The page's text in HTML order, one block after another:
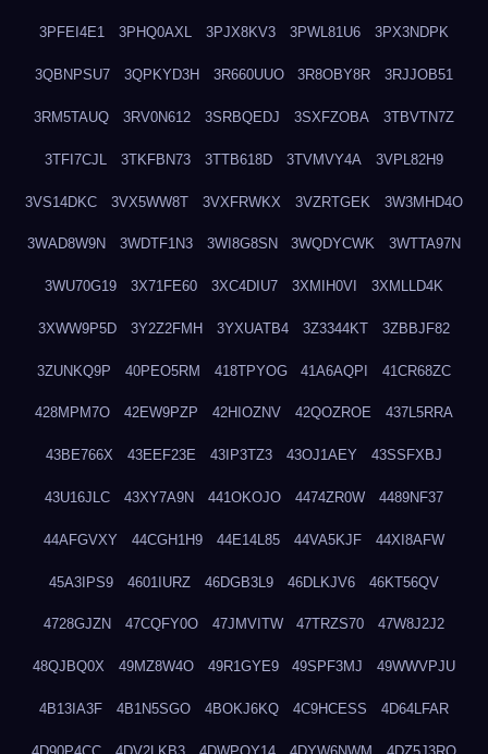
3PFEI4E1 3PHQ0AXL 3PJX8KV3 3PWL81U6 3PX3NDPK
3QBNPSU7 3QPKYD3H 3R660UUO 3R8OBY8R 3RJJOB51
3RM5TAUQ 3RV0N612 3SRBQEDJ 3SXFZOBA 3TBVTN7Z
3TFI7CJL 3TKFBN73 3TTB618D 3TVMVY4A 3VPL82H9
3VS14DKC 3VX5WW8T 3VXFRWKX 3VZRTGEK 3W3MHD4O
3WAD8W9N 3WDTF1N3 3WI8G8SN 3WQDYCWK 3WTTA97N
3WU70G19 3X71FE60 3XC4DIU7 3XMIH0VI 3XMLLD4K
3XWW9P5D 3Y2Z2FMH 3YXUATB4 3Z3344KT 3ZBBJF82
3ZUNKQ9P 40PEO5RM 418TPYOG 41A6AQPI 41CR68ZC
428MPM7O 42EW9PZP 42HIOZNV 42QOZROE 437L5RRA
43BE766X 43EEF23E 43IP3TZ3 43OJ1AEY 43SSFXBJ
43U16JLC 43XY7A9N 441OKOJO 4474ZR0W 4489NF37
44AFGVXY 44CGH1H9 44E14L85 44VA5KJF 44XI8AFW
45A3IPS9 4601IURZ 46DGB3L9 46DLKJV6 46KT56QV
4728GJZN 47CQFY0O 47JMVITW 47TRZS70 47W8J2J2
48QJBQ0X 49MZ8W4O 49R1GYE9 49SPF3MJ 49WWVPJU
4B13IA3F 4B1N5SGO 4BOKJ6KQ 4C9HCESS 4D64LFAR